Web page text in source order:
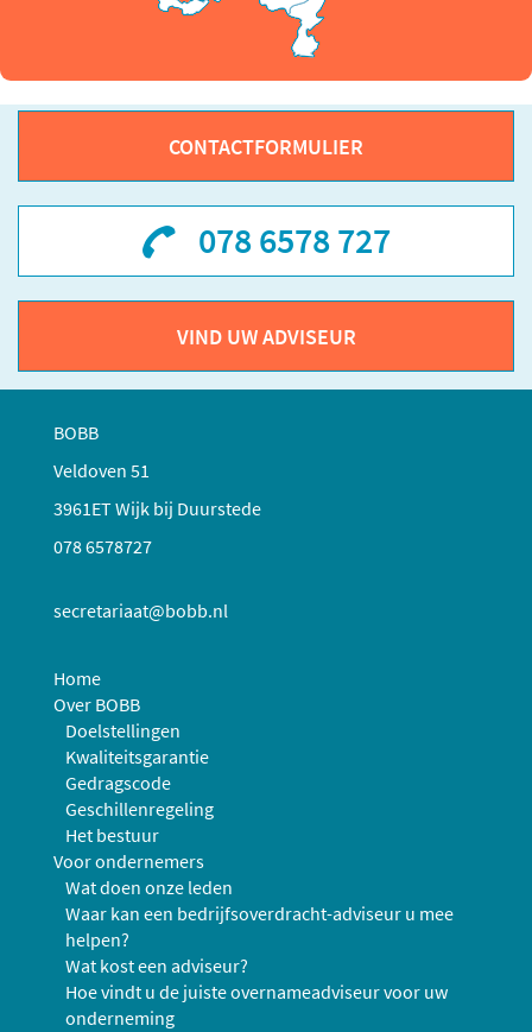
CONTACTFORMULIER
078 6578 727
VIND UW ADVISEUR
BOBB
Veldoven 51
3961ET Wijk bij Duurstede
078 6578727
secretariaat@bobb.nl
Home
Over BOBB
Doelstellingen
Kwaliteitsgarantie
Gedragscode
Geschillenregeling
Het bestuur
Voor ondernemers
Wat doen onze leden
Waar kan een bedrijfsoverdracht-adviseur u mee
helpen?
Wat kost een adviseur?
Hoe vindt u de juiste overnameadviseur voor uw
onderneming